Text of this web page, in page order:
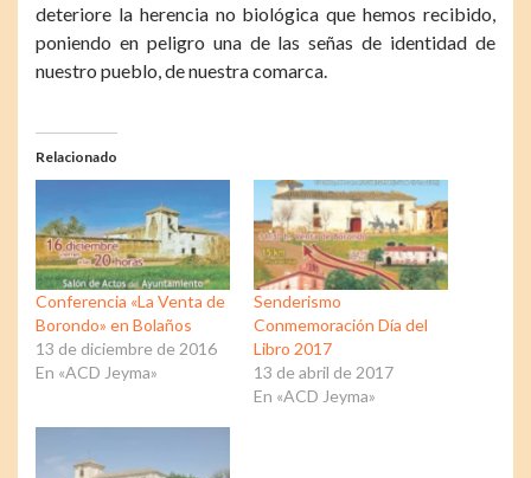
deteriore la herencia no biológica que hemos recibido,
poniendo en peligro una de las señas de identidad de
nuestro pueblo, de nuestra comarca.
Relacionado
Conferencia «La Venta de
Borondo» en Bolaños
13 de diciembre de 2016
En «ACD Jeyma»
Senderismo
Conmemoración Día del
Libro 2017
13 de abril de 2017
En «ACD Jeyma»